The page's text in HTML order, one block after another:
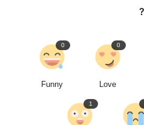
Love
0
Funny
0
1